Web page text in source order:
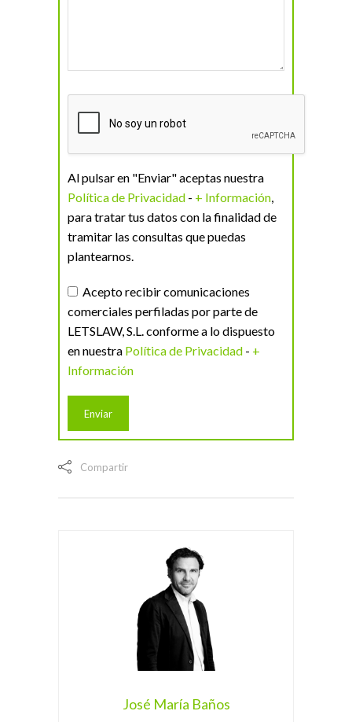
Al pulsar en "Enviar" aceptas nuestra
Política de Privacidad - + Información,
para tratar tus datos con la finalidad de
tramitar las consultas que puedas
plantearnos.
Acepto recibir comunicaciones
comerciales perfiladas por parte de
LETSLAW, S.L. conforme a lo dispuesto
en nuestra Política de Privacidad - +
Información
Compartir
José María Baños